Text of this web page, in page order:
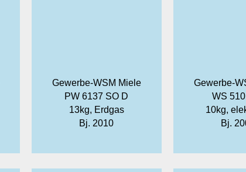
Gewerbe-WSM Miele
PW 6137 SO D
13kg, Erdgas
Bj. 2010
Gewerbe-
WS
10kg,
Bj.